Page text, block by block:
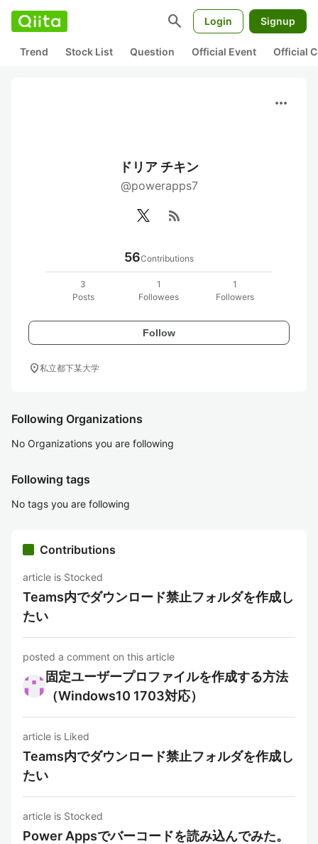
search Login Signup
Trend Stock List Question Official Event Official
more_horiz
ドリア チキン
@powerapps7
rss_feed
56Contributions
3
Posts
1
Followees
1
Followers
Follow
location_on私立都下某大学
Following Organizations
No Organizations you are following
Following tags
No tags you are following
Contributions
article is Stocked
Teams内でダウンロード禁止フォルダを作成し
たい
posted a comment on this article
固定ユーザープロファイルを作成する方法
（Windows10 1703対応）
article is Liked
Teams内でダウンロード禁止フォルダを作成し
たい
article is Stocked
Power Appsでバーコードを読み込んでみた。